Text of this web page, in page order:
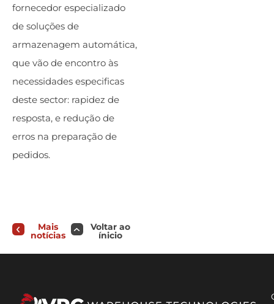
fornecedor especializado
de soluções de
armazenagem automática,
que vão de encontro às
necessidades especificas
deste sector: rapidez de
resposta, e redução de
erros na preparação de
pedidos.
Mais
notícias
Voltar ao
ínicio